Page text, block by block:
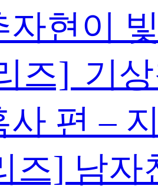
자현이
즈] 기
사 편 –
즈] 남자